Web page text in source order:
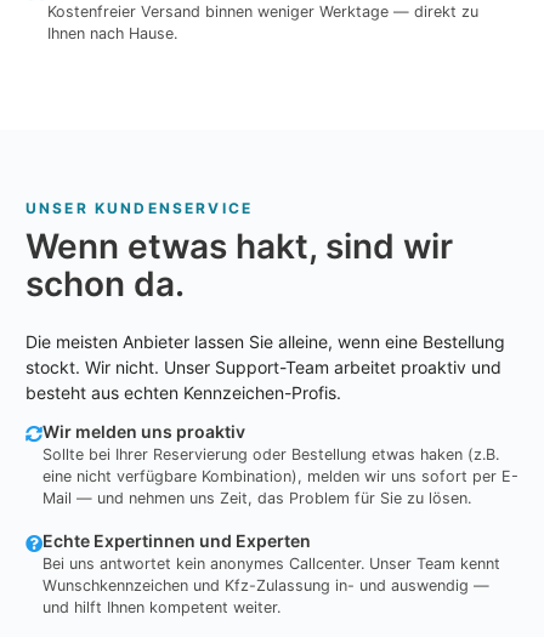
Kostenfreier Versand binnen weniger Werktage — direkt zu
Ihnen nach Hause.
UNSER KUNDENSERVICE
Wenn etwas hakt, sind wir
schon da.
Die meisten Anbieter lassen Sie alleine, wenn eine Bestellung
stockt. Wir nicht. Unser Support-Team arbeitet proaktiv und
besteht aus echten Kennzeichen-Profis.
Wir melden uns proaktiv
Sollte bei Ihrer Reservierung oder Bestellung etwas haken (z.B.
eine nicht verfügbare Kombination), melden wir uns sofort per E-
Mail — und nehmen uns Zeit, das Problem für Sie zu lösen.
Echte Expertinnen und Experten
Bei uns antwortet kein anonymes Callcenter. Unser Team kennt
Wunschkennzeichen und Kfz-Zulassung in- und auswendig —
und hilft Ihnen kompetent weiter.